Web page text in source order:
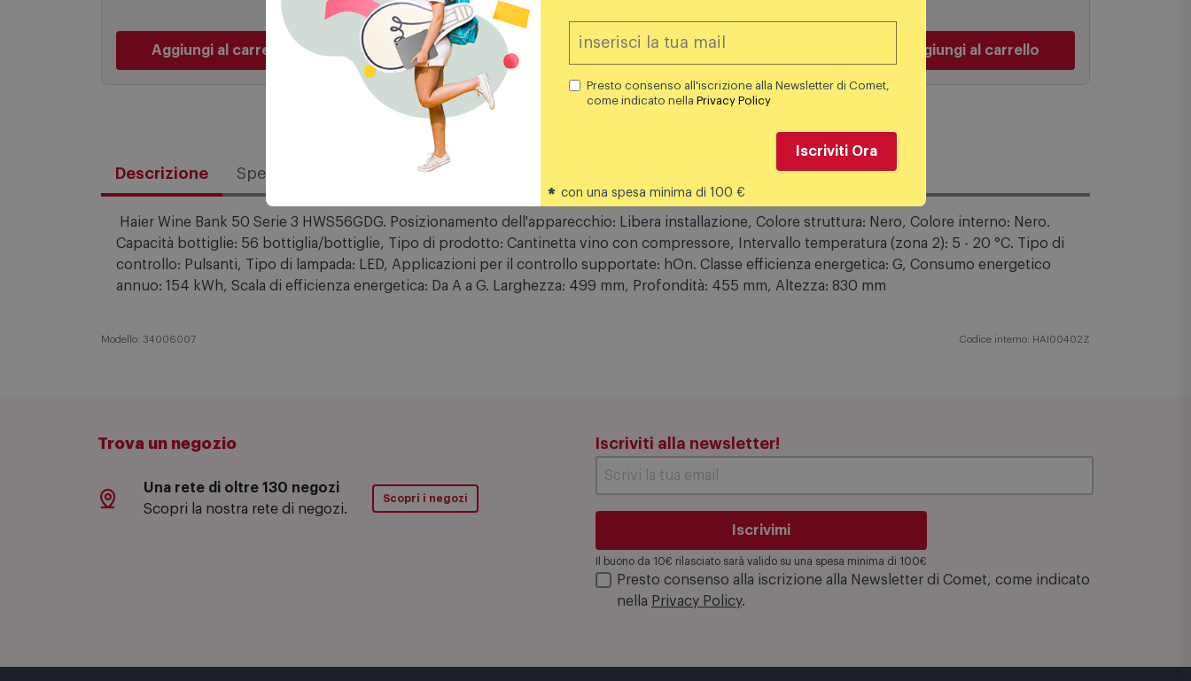
649,00 € 764,00 €
Aggiungi al carrello
Descrizione Specifiche tecniche
Haier Wine Bank 50 Serie 3 HWS56GDG. Posizionamento dell'apparecchio: Libera installazione, Colore struttura: Nero, Colore interno: Nero.
Capacità bottiglie: 56 bottiglia/bottiglie, Tipo di prodotto: Cantinetta vino con compressore, Intervallo temperatura (zona 2): 5 - 20 °C. Tipo di
controllo: Pulsanti, Tipo di lampada: LED, Applicazioni per il controllo supportate: hOn. Classe efficienza energetica: G, Consumo energetico
Una rete di oltre 130 negozi
Iscriviti alla newsletter!
Iscrivimi
Il buono da 10€ rilasciato sarà valido su una spesa minima di 100€
Presto consenso alla iscrizione alla Newsletter di Comet, come indicato
Presto consenso all'iscrizione alla Newsletter di Comet,
come indicato nella Privacy Policy
Iscriviti Ora
* con una spesa minima di 100 €